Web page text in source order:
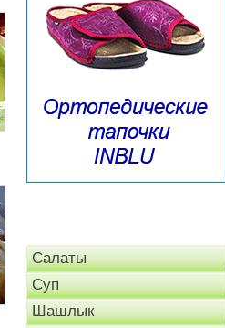
Салаты
Суп
Шашлык